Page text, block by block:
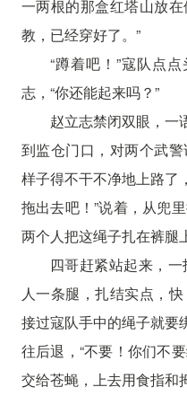
一两根的那盒红塔山放
教，已经穿好了。”
“蹲着吧！”寇队点
志，“你还能起来吗？”
赵立志禁闭双眼，一
到监仓门口，对两个武
样子得不干不净地上路了
拖出去吧！”说着，从兜
两个人把这绳子扎在裤腿
四哥赶紧站起来，
人一条腿，扎结实点，
接过寇队手中的绳子就要
往后退，“不要！你们不
交给苍蝇，上去用食指和